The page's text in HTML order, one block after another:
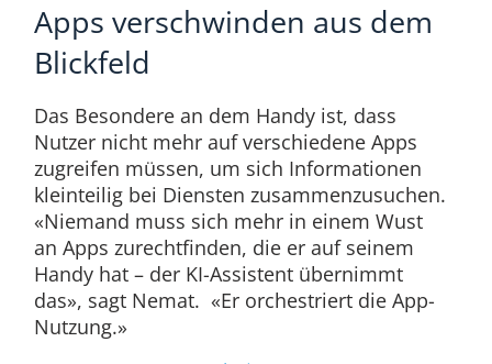
Apps verschwinden aus dem
Blickfeld
Das Besondere an dem Handy ist, dass
Nutzer nicht mehr auf verschiedene Apps
zugreifen müssen, um sich Informationen
kleinteilig bei Diensten zusammenzusuchen.
«Niemand muss sich mehr in einem Wust
an Apps zurechtfinden, die er auf seinem
Handy hat – der KI-Assistent übernimmt
das», sagt Nemat. «Er orchestriert die App-
Nutzung.»